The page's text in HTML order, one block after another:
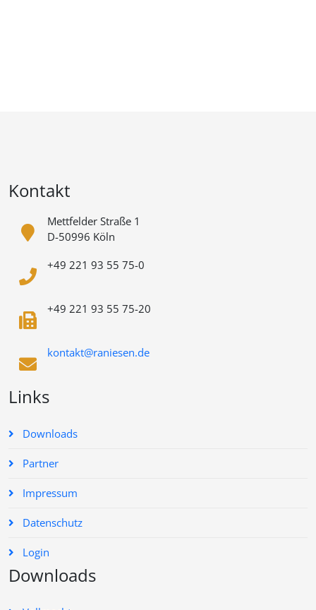
Kontakt
Mettfelder Straße 1
D-50996 Köln
+49 221 93 55 75-0
+49 221 93 55 75-20
kontakt@raniesen.de
Links
Downloads
Partner
Impressum
Datenschutz
Login
Downloads